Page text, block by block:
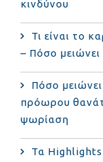
κινδύνου
Τι είναι το
– Πόσο
Πόσο
πρόωρου
ψωρίαση
Τα Highlights